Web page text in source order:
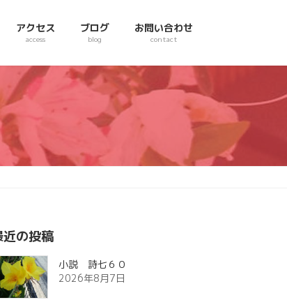
アクセス
access
ブログ
blog
お問い合わせ
contact
近の投稿
小説 詩七６０
2026年8月7日